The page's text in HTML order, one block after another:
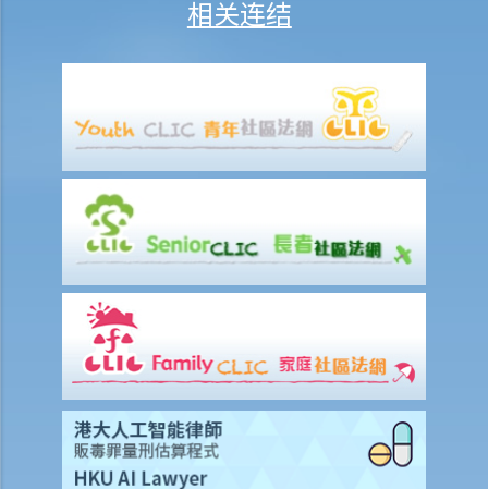
病细菌，我可不愿做这种测试」。D先生这个做法行得通吗？
2. D女士在酒吧喝了几杯后开车回家，途中被警方截停，并被要求进行
随机抽样呼气测试。D女士知道她不能拒绝做测试，但她故意在吹气孔
旁边吹气，而不是吹进气孔内。D女士这个做法可行吗？
b. 进行药物测试的责任
1. A女士驾驶汽车时撞向前面的车辆。警务人员到达现场，发现A女士脚
步虚浮，说话含糊不清，而且满身酒气。基于A女士这种情况，警员认
为不能在现场为她进行呼气测试。其后，A女士被带到医院，但她仍处
于明显醉酒的状态。一名警员要求她提供尿液样本作化验。A女士发现
当时没有女性警务人员在场，遂拒绝提供尿液样本。警员和医院的医生
于是寻求A女士的同意，提取血液样本。她再次拒绝，并说：「我不信
任你们的医生和设备。我怎么知道你的针筒有没有被爱滋病污染？我可
不会把血给你。」A女士最终没有提供任何呼气、尿液或血液样本。A女
士上述的拒绝理由是否合理呢？
相关连结